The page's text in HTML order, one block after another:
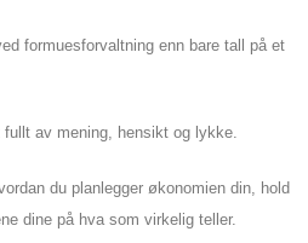
formuesforvaltning enn bare tall på et
av mening, hensikt og lykke.
du planlegger økonomien din, hold
dine på hva som virkelig teller.